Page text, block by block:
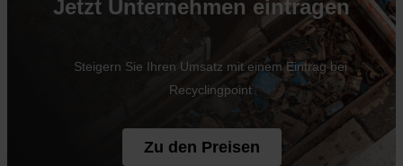
Jetzt Unternehmen eintragen
Steigern Sie Ihren Umsatz mit einem Eintrag bei
Recyclingpoint
Zu den Preisen